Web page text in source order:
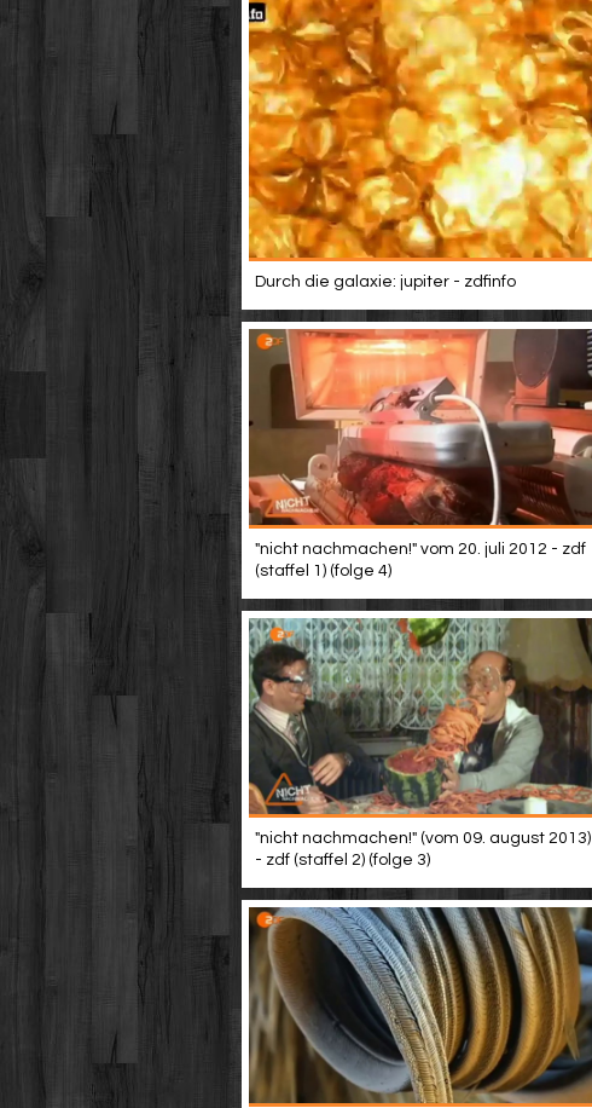
Durch die galaxie: jupiter - zdfinfo
"nicht nachmachen!" vom 20. juli 2012 - zdf
(staffel 1) (folge 4)
"nicht nachmachen!" (vom 09. august 2013)
- zdf (staffel 2) (folge 3)